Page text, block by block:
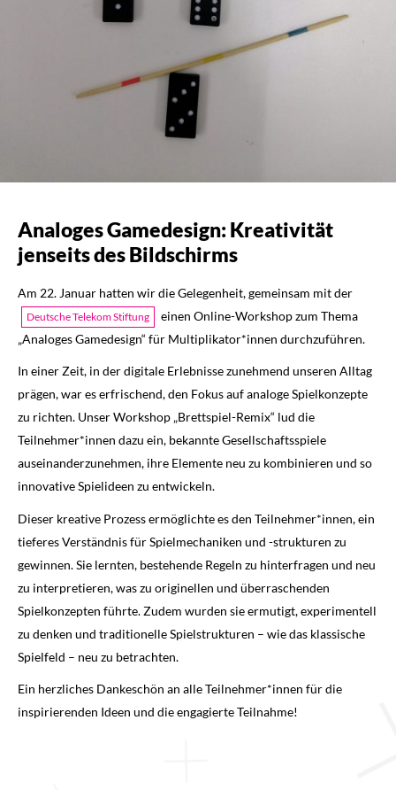
Analoges Gamedesign: Kreativität
jenseits des Bildschirms
Am 22. Januar hatten wir die Gelegenheit, gemeinsam mit der
Deutsche Telekom Stiftung
einen Online-Workshop zum Thema
„Analoges Gamedesign“ für Multiplikator*innen durchzuführen.
In einer Zeit, in der digitale Erlebnisse zunehmend unseren Alltag
prägen, war es erfrischend, den Fokus auf analoge Spielkonzepte
zu richten. Unser Workshop „Brettspiel-Remix“ lud die
Teilnehmer*innen dazu ein, bekannte Gesellschaftsspiele
auseinanderzunehmen, ihre Elemente neu zu kombinieren und so
innovative Spielideen zu entwickeln.
Dieser kreative Prozess ermöglichte es den Teilnehmer*innen, ein
tieferes Verständnis für Spielmechaniken und -strukturen zu
gewinnen. Sie lernten, bestehende Regeln zu hinterfragen und neu
zu interpretieren, was zu originellen und überraschenden
Spielkonzepten führte. Zudem wurden sie ermutigt, experimentell
zu denken und traditionelle Spielstrukturen – wie das klassische
Spielfeld – neu zu betrachten.
Ein herzliches Dankeschön an alle Teilnehmer*innen für die
inspirierenden Ideen und die engagierte Teilnahme!